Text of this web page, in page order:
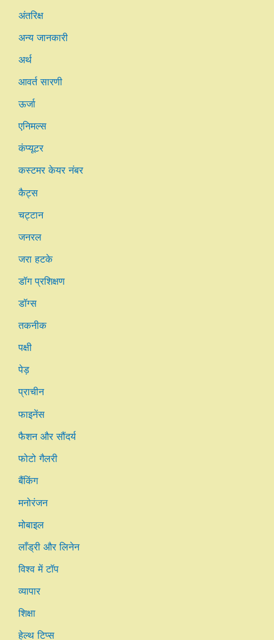
अंतरिक्ष
अन्य जानकारी
अर्थ
आवर्त सारणी
ऊर्जा
एनिमल्स
कंप्यूटर
कस्टमर केयर नंबर
कैट्स
चट्टान
जनरल
जरा हटके
डॉग प्रशिक्षण
डॉग्स
तकनीक
पक्षी
पेड़
प्राचीन
फाइनेंस
फैशन और सौंदर्य
फोटो गैलरी
बैंकिंग
मनोरंजन
मोबाइल
लाँड्री और लिनेन
विश्व में टॉप
व्यापार
शिक्षा
हेल्थ टिप्स